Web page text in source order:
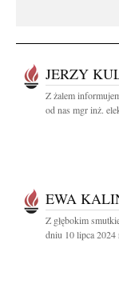
JERZY
Z żalem
od nas mgr inż.
EWA
Z głębokim
dniu 10 lipca 2024